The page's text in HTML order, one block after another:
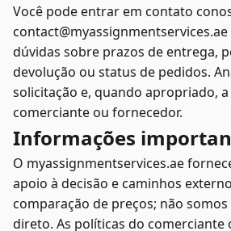
Você pode entrar em contato
dúvidas sobre prazos de entrega,
devolução ou status de pedidos.
solicitação e, quando apropriado,
comerciante ou fornecedor.
Informações
O myassignmentservices.ae
apoio à decisão e caminhos
comparação de preços; não
direto. As políticas do